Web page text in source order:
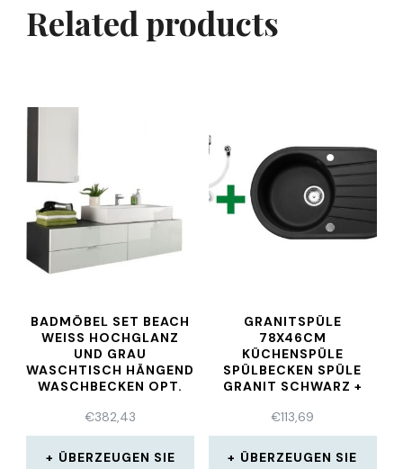
Related products
BADMÖBEL SET BEACH
WEISS HOCHGLANZ U
ND GRAU W
ASCHTISCH HÄNGEND W
ASCHBECKEN OPT.
€382,43
ÜBERZEUGEN SIE
GRANITSPÜLE
78X46CM
KÜCHENSPÜLE
SPÜLBECKEN SPÜLE
GRANIT SCHWARZ +
€113,69
ÜBERZEUGEN SIE